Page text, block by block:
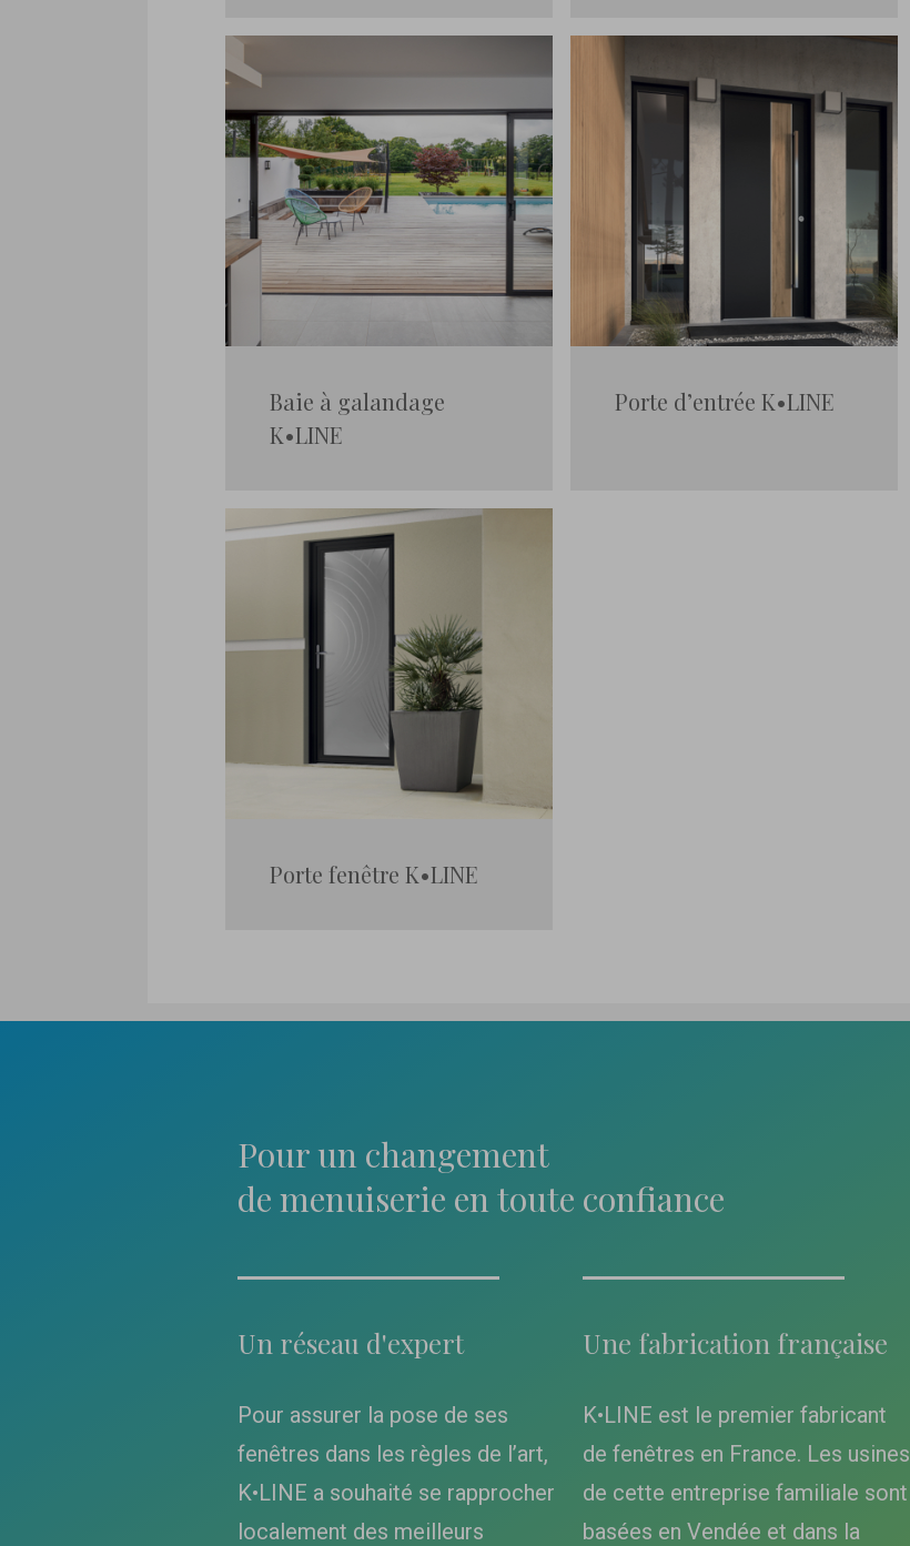
Baie à galandage
K•LINE
Porte d’entrée K•LINE
Porte fenêtre K•LINE
Pour un changement
de menuiserie en toute confiance
Un réseau d'expert
Pour assurer la pose de ses
fenêtres dans les règles de l’art,
K•LINE a souhaité se rapprocher
localement des meilleurs
Une fabrication française
K•LINE est le premier fabricant
de fenêtres en France. Les usines
de cette entreprise familiale sont
basées en Vendée et dans la